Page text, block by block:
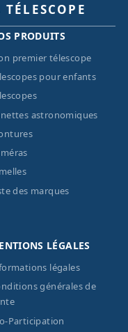
PRODUITS
premier télescope
pour enfants
astronomiques
des marques
LÉGALES
légales
générales de
Participation